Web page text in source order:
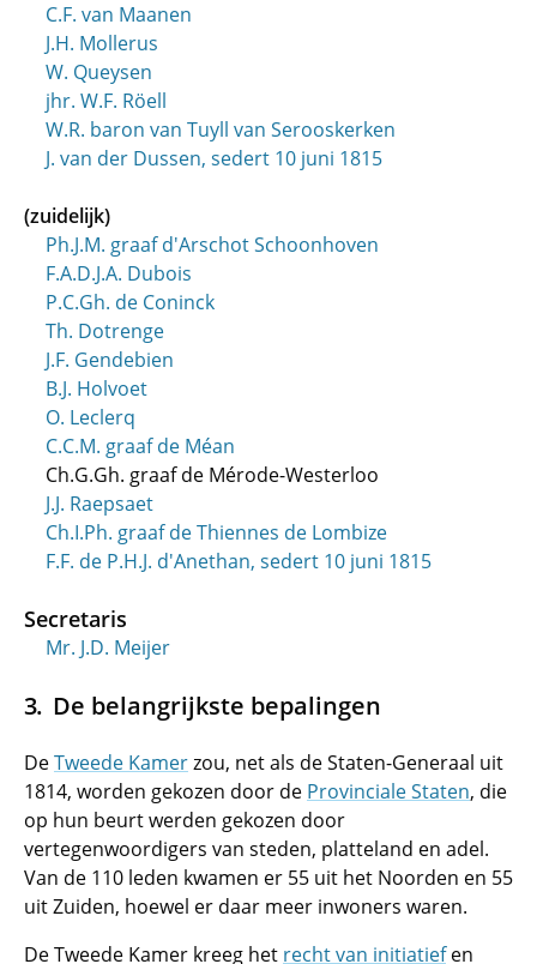
C.F. van Maanen
J.H. Mollerus
W. Queysen
jhr. W.F. Röell
W.R. baron van Tuyll van Serooskerken
J. van der Dussen, sedert 10 juni 1815
(zuidelijk)
Ph.J.M. graaf d'Arschot Schoonhoven
F.A.D.J.A. Dubois
P.C.Gh. de Coninck
Th. Dotrenge
J.F. Gendebien
B.J. Holvoet
O. Leclerq
C.C.M. graaf de Méan
Ch.G.Gh. graaf de Mérode-Westerloo
J.J. Raepsaet
Ch.I.Ph. graaf de Thiennes de Lombize
F.F. de P.H.J. d'Anethan, sedert 10 juni 1815
Secretaris
Mr. J.D. Meijer
De belangrijkste bepalingen
DeTweede Kamerzou, net als de Staten-Generaal uit
1814, worden gekozen door de Provinciale Staten, die
op hun beurt werden gekozen door
vertegenwoordigers van steden, platteland en adel.
Van de 110 leden kwamen er 55 uit het Noorden en 55
uit Zuiden, hoewel er daar meer inwoners waren.
De Tweede Kamer kreeg het recht van initiatiefen